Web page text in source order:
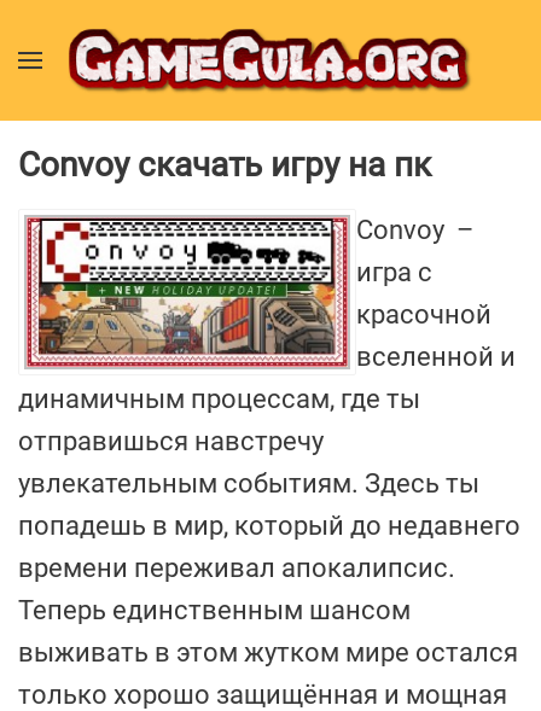
Convoy скачать игру на пк
Convoy –
игра с
красочной
вселенной и
динамичным процессам, где ты
отправишься навстречу
увлекательным событиям. Здесь ты
попадешь в мир, который до недавнего
времени переживал апокалипсис.
Теперь единственным шансом
выживать в этом жутком мире остался
только хорошо защищённая и мощная